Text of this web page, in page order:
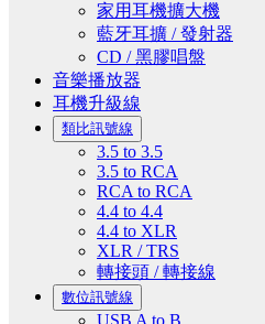
家用耳機擴大機
藍牙耳擴 / 發射器
CD / 黑膠唱盤
音樂播放器
耳機升級線
類比訊號線
3.5 to 3.5
3.5 to RCA
RCA to RCA
4.4 to 4.4
4.4 to XLR
XLR / TRS
轉接頭 / 轉接線
數位訊號線
USB A to B